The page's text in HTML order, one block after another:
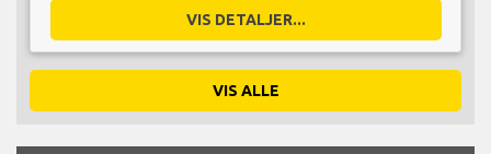
VIS DETALJER...
VIS ALLE